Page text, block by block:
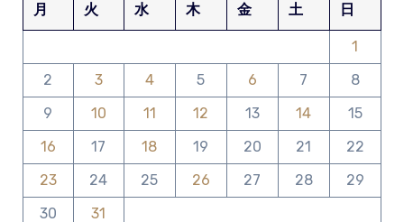
月 火 水 木 金 土 日
1
2
3 4 5 6 7
8
9
10 11 12 13 14
15
16
17 18 19 20 21
22
23
24 25 26 27 28
29
30
31